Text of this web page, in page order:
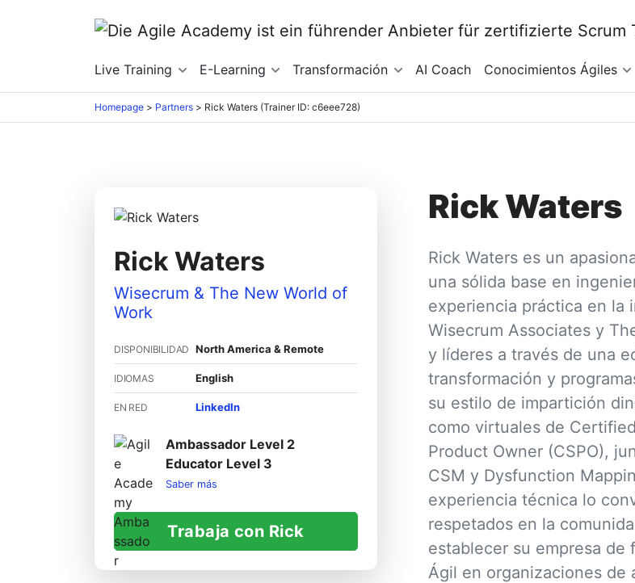
Live Training E-Learning Transformación AI Coach Conocimientos Ágiles
Homepage > Partners > Rick Waters (Trainer ID: c6eee728)
Rick Waters
Wisecrum & The New World of
Work
DISPONIBILIDAD North America & Remote
IDIOMAS English
EN RED LinkedIn
Ambassador Level 2
Educator Level 3
Saber más
Trabaja con Rick
Rick Waters
Rick Waters es un
una sólida base en
experiencia práctica en la
Wisecrum Associates y
y líderes a través de una
transformación y
su estilo de impartición
como virtuales de
Product Owner (CSPO),
CSM y Dysfunction
experiencia técnica lo
respetados en la
establecer su empresa de
Ágil en organizaciones de